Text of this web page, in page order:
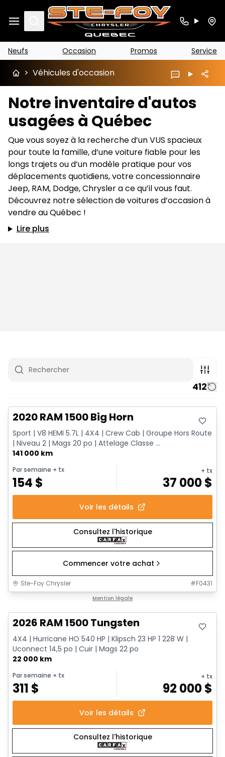
Search
Neufs Occasion Promos Service
> Véhicules d'occasion
Notre inventaire d'autos
usagées à Québec
Que vous soyez à la recherche d’un VUS spacieux
pour toute la famille, d’une voiture fiable pour les
longs trajets ou d’un modèle pratique pour vos
déplacements quotidiens, votre concessionnaire
Jeep, RAM, Dodge, Chrysler a ce qu’il vous faut.
Découvrez notre sélection de voitures d’occasion à
vendre au Québec !
Lire plus
412
2020 RAM 1500 Big Horn
Sport | V8 HEMI 5.7L | 4X4 | Crew Cab | Groupe Hors Route
| Niveau 2 | Mags 20 po | Attelage Classe ...
141 000 km
Par semaine + tx
154 $
+ tx
37 000$
Voir les détails
Consultez l'historique
Commencer votre achat
Ste-Foy Chrysler #F0431
Mention légale
2026 RAM 1500 Tungsten
4X4 | Hurricane HO 540 HP | Klipsch 23 HP 1 228 W |
Uconnect 14,5 po | Cuir | Mags 22 po
22 000 km
Par semaine + tx
311 $
+ tx
92 000$
Voir les détails
Consultez l'historique